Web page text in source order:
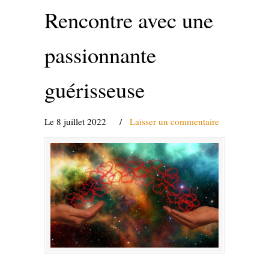
Rencontre avec une
passionnante
guérisseuse
Le 8 juillet 2022 / Laisser un commentaire